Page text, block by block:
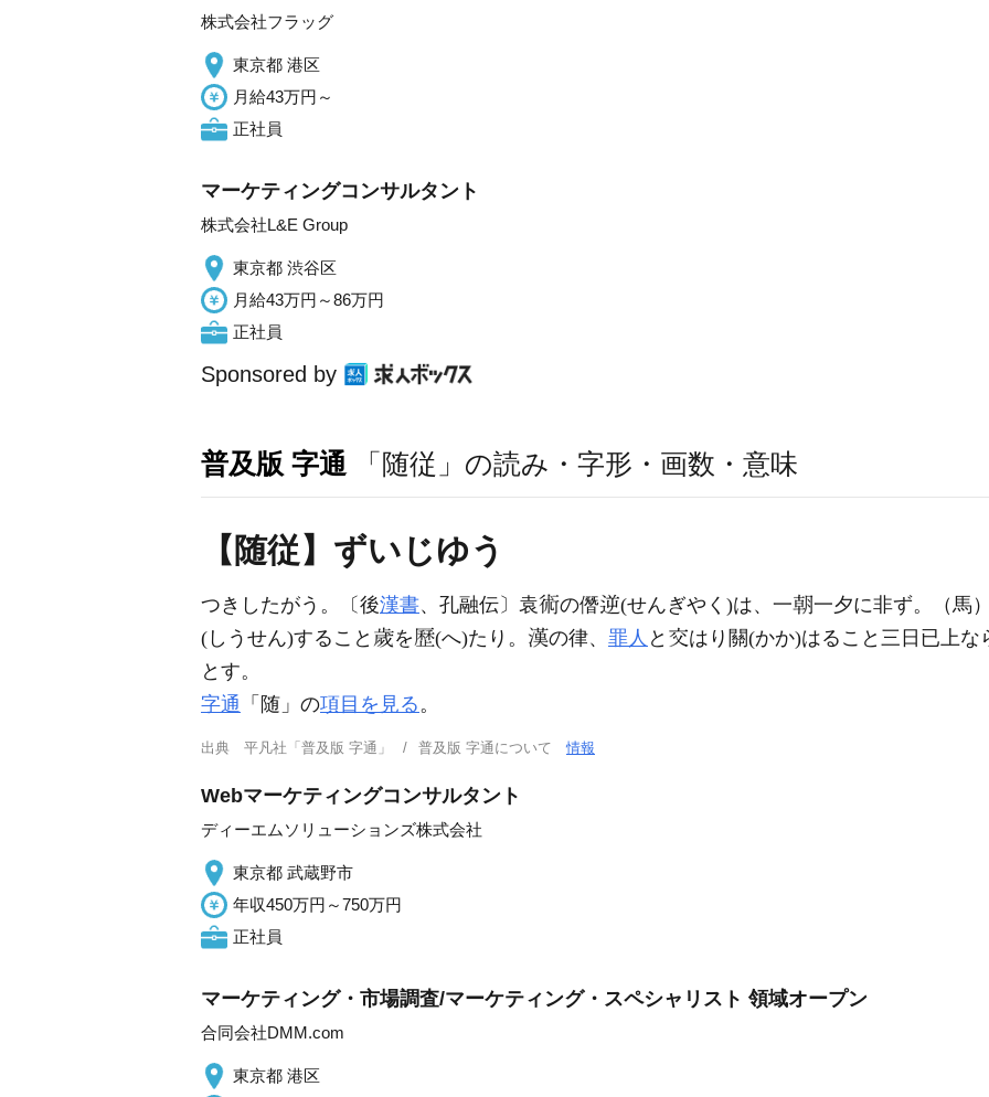
株式会社フラッグ
東京都 港区
月給43万円～
正社員
マーケティングコンサルタント
株式会社L&E Group
東京都 渋谷区
月給43万円～86万円
正社員
Sponsored by
普及版 字通 「随従」の読み・字形・画数・意味
【随従】ずいじゆう
つきしたがう。〔後漢書、孔融伝〕袁 の僭 (せんぎやく)は、一
一夕に非ず。（馬
(しうせん)すること
を (へ)たり。 の律、 罪人 と
はり關(かか)はること三日已上な
とす。
字通 「随」の項目を見る。
出典 平凡社「普及版 字通」 普及版 字通について情報
Webマーケティングコンサルタント
ディーエムソリューションズ株式会社
東京都 武蔵野市
年収450万円～750万円
正社員
マーケティング・市場調査/マーケティング・スペシャリスト 領域オープン
合同会社DMM.com
東京都 港区